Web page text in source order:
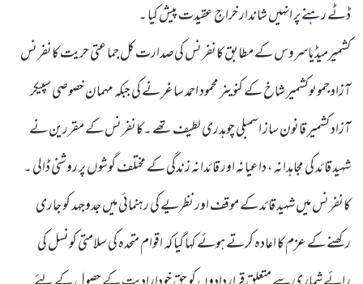
ڈٹے رہنے پر انہیں شاندار خراج عقیدت پیش کیا ۔
کشمیرمیڈیاسروس کے مطابق کانفرنس کی صدارت کل جماعتی حریت کانفرنس
آزاد جموںوکشمیر شاخ کے کنوینر محمود احمد ساغر نے کی جبکہ مہمان خصوصی سپیکر
آزاد کشمیر قانون ساز اسمبلی چوہدری لطیف تھے ۔کانفرنس کے مقررین نے
شہید قائد کی مجاہدانہ ، داعیانہ اور قائدانہ زندگی کے مختلف گوشوں پر روشنی ڈالی ۔
کانفرنس میں شہید قائد کے موقف اور نظریے کی رہنمائی میں جدوجہد کو جاری
رکھنے کے عزم کا اعادہ کرتے ہوئے کہا گیا کہ اقوام متحدہ کی سلامتی کونسل کی